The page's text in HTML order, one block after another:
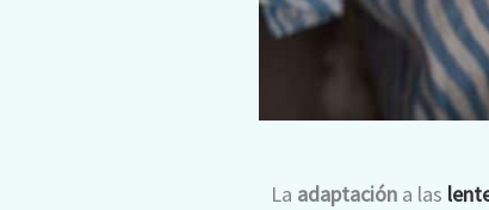
La adaptación a las